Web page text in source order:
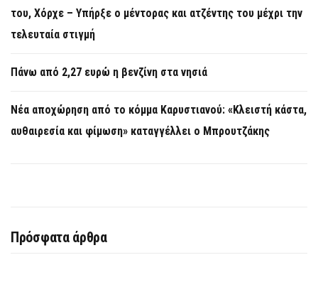
του, Χόρχε – Υπήρξε ο μέντορας και ατζέντης του μέχρι την
τελευταία στιγμή
Πάνω από 2,27 ευρώ η βενζίνη στα νησιά
Νέα αποχώρηση από το κόμμα Καρυστιανού: «Κλειστή κάστα,
αυθαιρεσία και φίμωση» καταγγέλλει ο Μπρουτζάκης
Πρόσφατα άρθρα